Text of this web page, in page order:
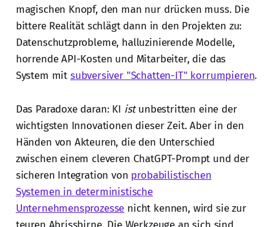
magischen Knopf, den man nur drücken muss. Die
bittere Realität schlägt dann in den Projekten zu:
Datenschutzprobleme, halluzinierende Modelle,
horrende API-Kosten und Mitarbeiter, die das
System mit subversiver "Schatten-IT" korrumpieren.
Das Paradoxe daran: KI istunbestritten eine der
wichtigsten Innovationen dieser Zeit. Aber in den
Händen von Akteuren, die den Unterschied
zwischen einem cleveren ChatGPT-Prompt und der
sicheren Integration von probabilistischen
Systemen in deterministische
Unternehmensprozesse nicht kennen, wird sie zur